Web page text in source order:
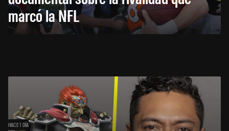
marcó la NFL
HACE 1 DÍA